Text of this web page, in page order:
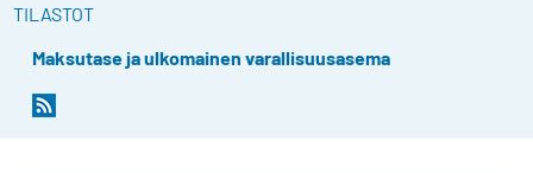
TILASTOT
Maksutase ja ulkomainen varallisuusasema